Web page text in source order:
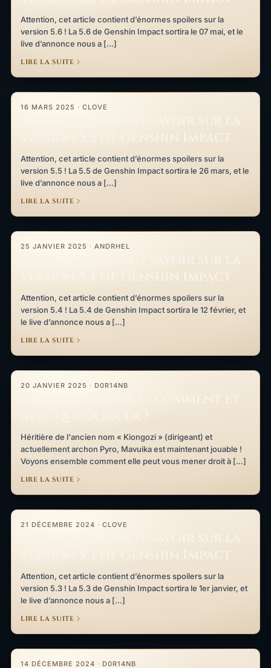
Attention, cet article contient d’énormes spoilers sur la
version 5.6 ! La 5.6 de Genshin Impact sortira le 07 mai, et le
live d’annonce nous a […]
LIRE LA SUITE
16 MARS 2025 · CLOVE
version 5.5 de Genshin Impact
Attention, cet article contient d’énormes spoilers sur la
version 5.5 ! La 5.5 de Genshin Impact sortira le 26 mars, et le
live d’annonce nous a […]
LIRE LA SUITE
Tout ce qu’il faut savoir sur la version 5.5 de Genshin Impact
25 JANVIER 2025 · ANDRHEL
version 5.4 de Genshin Impact
Attention, cet article contient d’énormes spoilers sur la
version 5.4 ! La 5.4 de Genshin Impact sortira le 12 février, et
le live d’annonce nous a […]
LIRE LA SUITE
Tout ce qu’il faut savoir sur la version 5.4 de Genshin Impact
20 JANVIER 2025 · D0R14NB
Héritière de l'ancien nom « Kiongozi » (dirigeant) et
actuellement archon Pyro, Mavuika est maintenant jouable !
Voyons ensemble comment elle peut vous mener droit à […]
LIRE LA SUITE
Guide de Mavuika : comment et avec qui la jouer ?
21 DÉCEMBRE 2024 · CLOVE
version 5.3 de Genshin Impact
Attention, cet article contient d’énormes spoilers sur la
version 5.3 ! La 5.3 de Genshin Impact sortira le 1er janvier, et
le live d’annonce nous a […]
LIRE LA SUITE
Tout ce qu’il faut savoir sur la version 5.3 de Genshin Impact
14 DÉCEMBRE 2024 · D0R14NB
Guide de Chasca : comment et avec qui la jouer ?